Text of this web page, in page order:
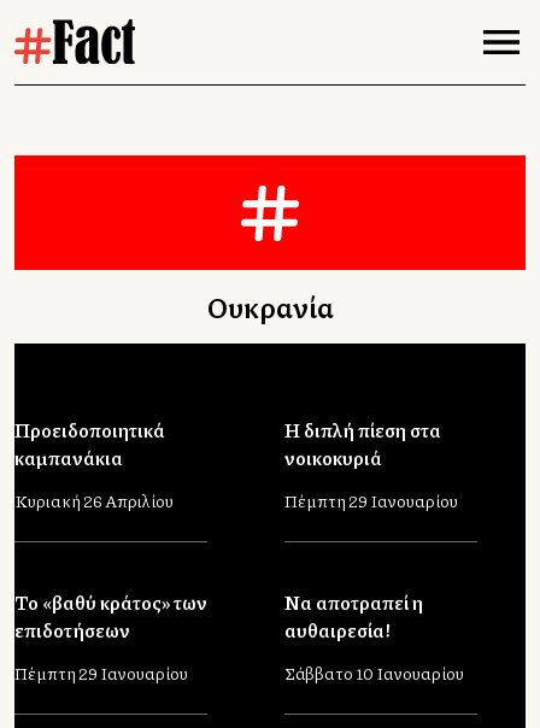
Ουκρανία
Προειδοποιητικά
καμπανάκια
Κυριακή 26 Απριλίου
Η διπλή πίεση στα
νοικοκυριά
Πέμπτη 29 Ιανουαρίου
Το «βαθύ κράτος» των
επιδοτήσεων
Πέμπτη 29 Ιανουαρίου
Να αποτραπεί η
αυθαιρεσία!
Σάββατο 10 Ιανουαρίου